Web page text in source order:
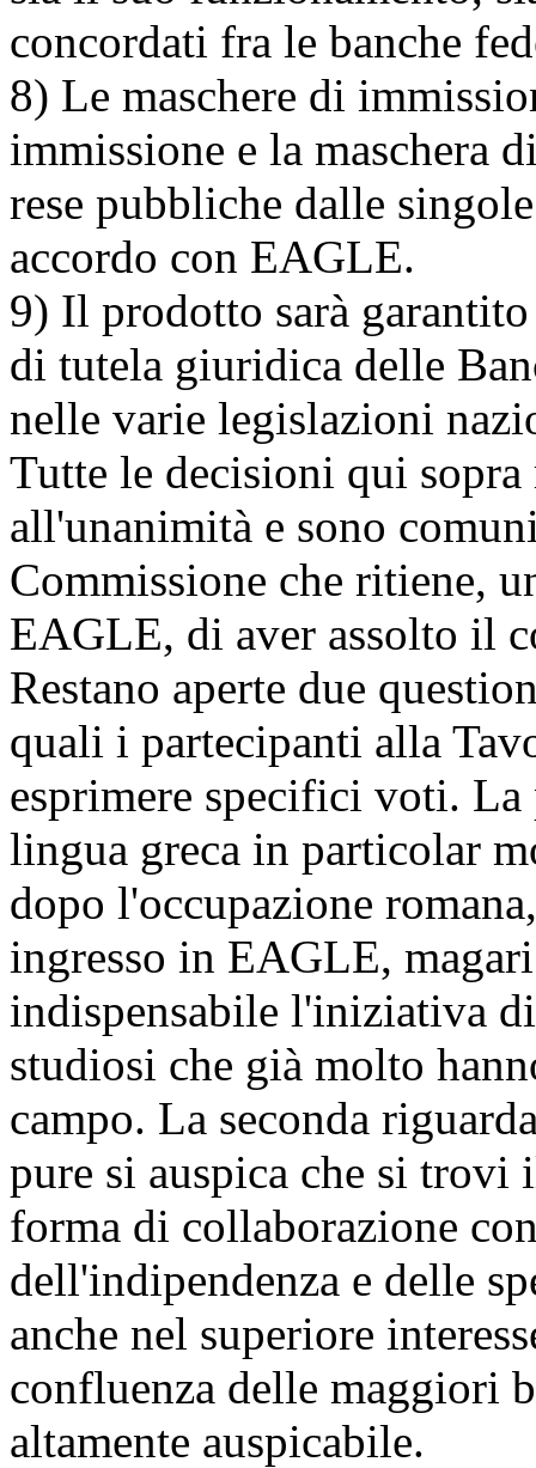
concordati fra le banche
8) Le maschere di
immissione e la maschera
rese pubbliche dalle
accordo con EAGLE.
9) Il prodotto sarà
di tutela giuridica delle
nelle varie legislazioni
Tutte le decisioni qui sopra
all'unanimità e sono
Commissione che ritiene,
EAGLE, di aver assolto il
Restano aperte due
quali i partecipanti alla
esprimere specifici voti.
lingua greca in particolar
dopo l'occupazione
ingresso in EAGLE,
indispensabile l'iniziativa
studiosi che già molto
campo. La seconda
pure si auspica che si trovi
forma di collaborazione
dell'indipendenza e delle
anche nel superiore
confluenza delle maggiori
altamente auspicabile.